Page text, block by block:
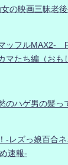
の映画三昧老
ッフルMAX2-
たち編（おも
のハゲ男の髪っ
-レズっ娘百合
速報-